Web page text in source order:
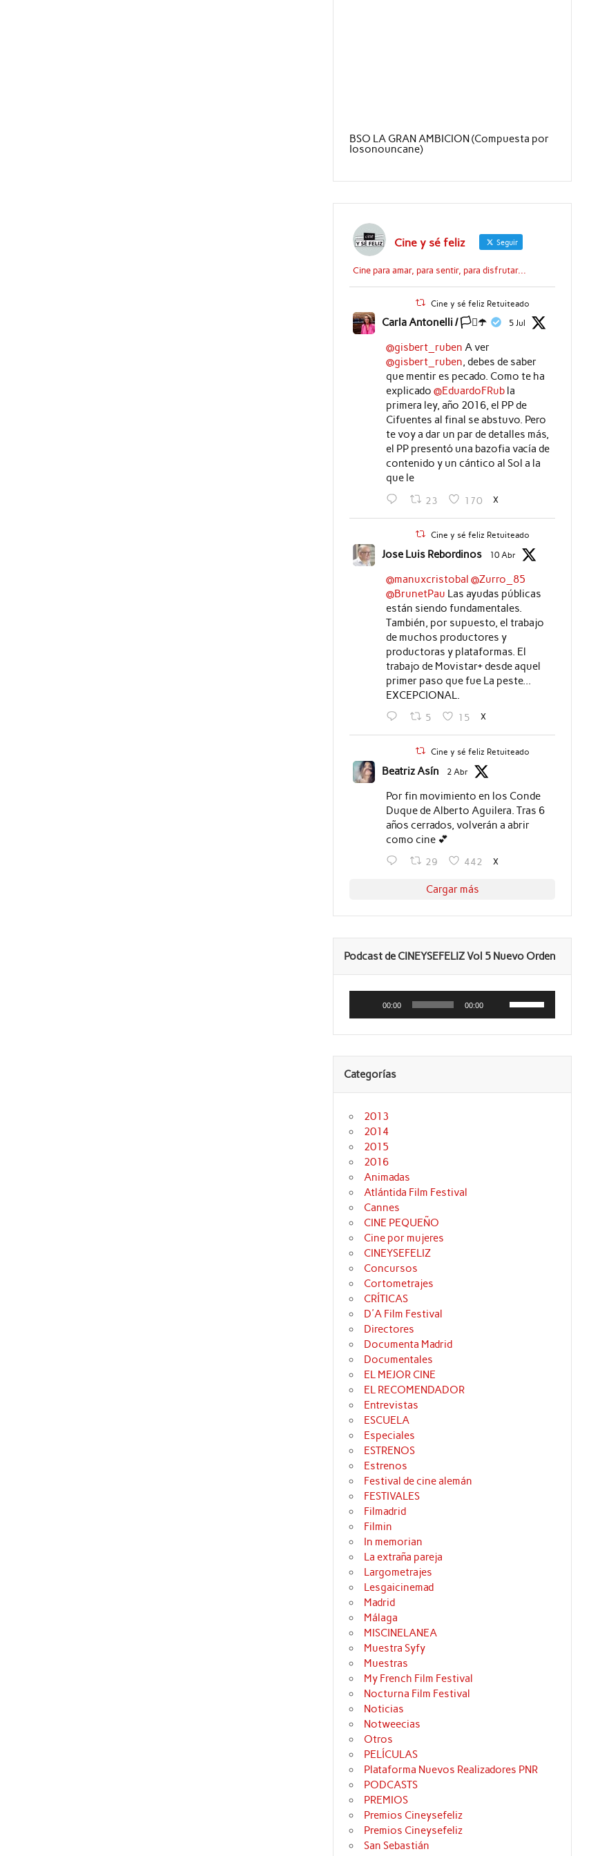
BSO LA GRAN AMBICION (Compuesta por
Iosonouncane)
Cine y sé feliz Seguir
Cine para amar, para sentir, para disfrutar...
Cine y sé feliz Retuiteado
Carla Antonelli / 🏳️‍⚧️☂️ 5 Jul
@gisbert_ruben A ver
@gisbert_ruben, debes de saber
que mentir es pecado. Como te ha
explicado @EduardoFRubla
primera ley, año 2016, el PP de
Cifuentes al final se abstuvo. Pero
te voy a dar un par de detalles más,
el PP presentó una bazofia vacía de
contenido y un cántico al Sol a la
que le
23 170 X
Cine y sé feliz Retuiteado
Jose Luis Rebordinos 10 Abr
@manuxcristobal @Zurro_85
@BrunetPau Las ayudas públicas
están siendo fundamentales.
También, por supuesto, el trabajo
de muchos productores y
productoras y plataformas. El
trabajo de Movistar+ desde aquel
primer paso que fue La peste...
EXCEPCIONAL.
5 15 X
Cine y sé feliz Retuiteado
Beatriz Asín 2 Abr
Por fin movimiento en los Conde
Duque de Alberto Aguilera. Tras 6
años cerrados, volverán a abrir
como cine 💕
29 442 X
Cargar más
Podcast de CINEYSEFELIZ Vol 5 Nuevo Orden
Reproductor
audio
00:00 00:00
las
teclas
flecha
para
Categorías
2013
2014
2015
2016
Animadas
Atlántida Film Festival
Cannes
CINE PEQUEÑO
Cine por mujeres
CINEYSEFELIZ
Concursos
Cortometrajes
CRÍTICAS
D'A Film Festival
Directores
Documenta Madrid
Documentales
EL MEJOR CINE
EL RECOMENDADOR
Entrevistas
ESCUELA
Especiales
ESTRENOS
Estrenos
Festival de cine alemán
FESTIVALES
Filmadrid
Filmin
In memorian
La extraña pareja
Largometrajes
Lesgaicinemad
Madrid
Málaga
MISCINELANEA
Muestra Syfy
Muestras
My French Film Festival
Nocturna Film Festival
Noticias
Notweecias
Otros
PELÍCULAS
Plataforma Nuevos Realizadores PNR
PODCASTS
PREMIOS
Premios Cineysefeliz
Premios Cineysefeliz
San Sebastián